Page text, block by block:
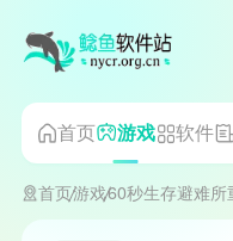
首页 游戏 软件
首页游戏60秒生存避难所